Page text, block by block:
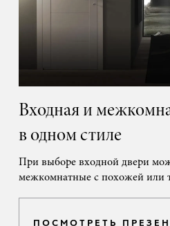
Входная и
в одном стиле
При выборе входной двери
межкомнатные с похожей или
ПОСМОТРЕТЬ